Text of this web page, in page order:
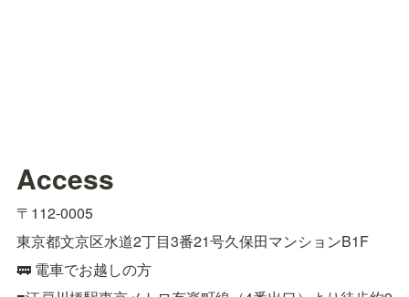
Access
〒112-0005
東京都文京区水道2丁目3番21号久保田マンションB1F
🚃 電車でお越しの方